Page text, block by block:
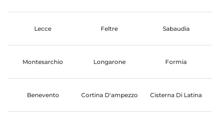
Lecce Feltre Sabaudia
Montesarchio Longarone Formia
Benevento Cortina D'ampezzo Cisterna Di Latina